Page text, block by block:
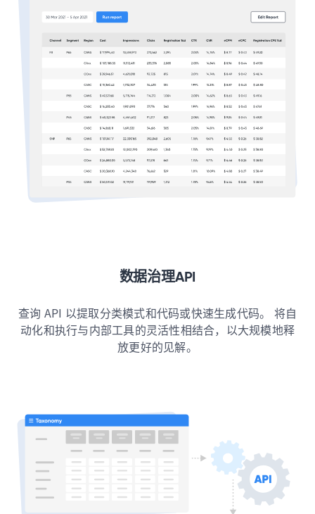
数据治理API
查询 API 以提取分类模式和代码或快速生成代码。 将自
动化和执行与内部工具的灵活性相结合，以大规模地释
放更好的见解。